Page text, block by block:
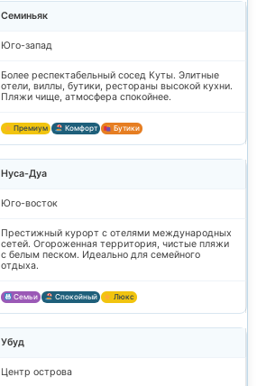
Семиньяк
Юго-запад
Более респектабельный сосед Куты. Элитные
отели, виллы, бутики, рестораны высокой кухни.
Пляжи чище, атмосфера спокойнее.
Премиум Комфорт Бутики
Нуса-Дуа
Юго-восток
Престижный курорт с отелями международных
сетей. Огороженная территория, чистые пляжи
с белым песком. Идеально для семейного
отдыха.
Семьи Спокойный Люкс
Убуд
Центр острова